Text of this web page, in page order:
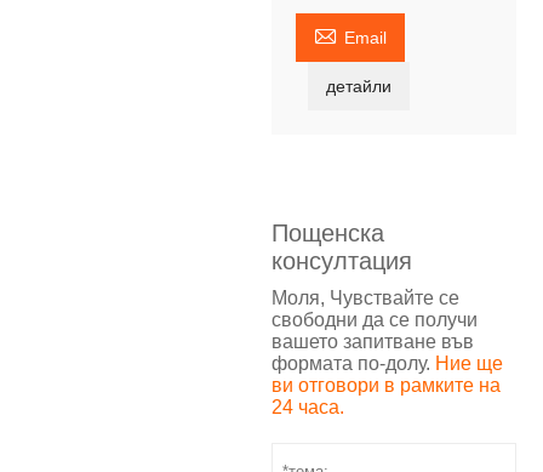
 Email
детайли
Пощенска
консултация
Моля, Чувствайте се
свободни да се получи
вашето запитване във
формата по-долу. Ние ще
ви отговори в рамките на
24 часа.